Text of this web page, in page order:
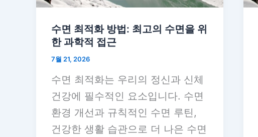
수면 최적화 방법: 최고의 수면을 위
한 과학적 접근
7월 21, 2026
수면 최적화는 우리의 정신과 신체
건강에 필수적인 요소입니다. 수면
환경 개선과 규칙적인 수면 루틴,
건강한 생활 습관으로 더 나은 수면